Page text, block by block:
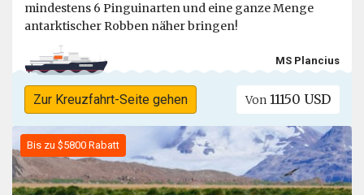
mindestens 6 Pinguinarten und eine ganze Menge
antarktischer Robben näher bringen!
MS Plancius
Zur Kreuzfahrt-Seite gehen Von 11150 USD
Bis zu $5800 Rabatt